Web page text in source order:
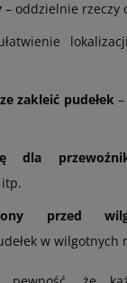
– oddzielnie rzeczy
zakleić pudełek
dla
itp.
przed
w wilgotnych